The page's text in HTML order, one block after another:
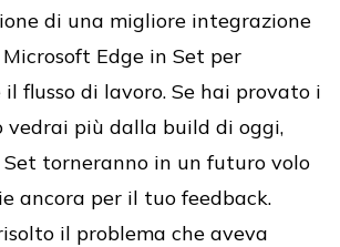
di una migliore integrazione
Edge in Set per
flusso di lavoro. Se hai provato i
vedrai più dalla build di oggi,
torneranno in un futuro volo
ancora per il tuo feedback.
il problema che aveva